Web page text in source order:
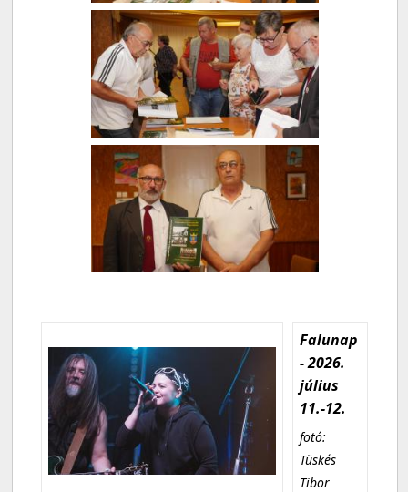
Falunap
- 2026.
július
11.-12.
fotó:
Tüskés
Tibor